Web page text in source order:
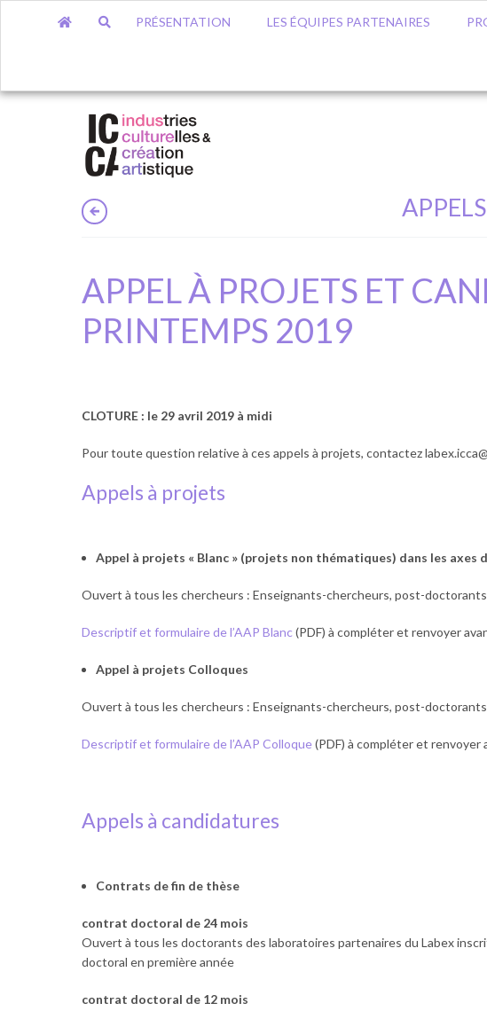
PRÉSENTATION LES ÉQUIPES PARTENAIRES
APPEL À PROJETS ET
PRINTEMPS 2019
CLOTURE : le 29 avril 2019 à midi
Pour toute question relative à ces appels à projets, contactez
Appels à projets
Appel à projets « Blanc » (projets non thématiques) dans les
Ouvert à tous les chercheurs : Enseignants-chercheurs, post-
Descriptif et formulaire de l’AAP Blanc(PDF) à compléter et renvoyer
Appel à projets Colloques
Ouvert à tous les chercheurs : Enseignants-chercheurs, post-
Descriptif et formulaire de l’AAP Colloque(PDF) à compléter et renvoyer
Appels à candidatures
Contrats de fin de thèse
contrat doctoral de 24 mois
Ouvert à tous les doctorants des laboratoires partenaires du Labex
doctoral en première année
contrat doctoral de 12 mois